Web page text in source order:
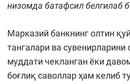
низомда батафсил белгилаб
Марказий банкнинг олтин
тангалари ва
муддати чекланган ёки
боғлиқ саволлар ҳам келиб